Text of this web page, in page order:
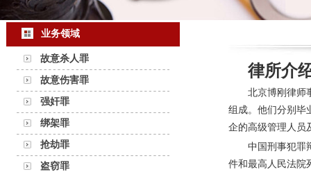
业务领域
故意杀人罪
故意伤害罪
强奸罪
绑架罪
抢劫罪
盗窃罪
律所介
北京博刚律师
组成。他们分别毕
企的高级管理人员
中国刑事犯罪
件和最高人民法院